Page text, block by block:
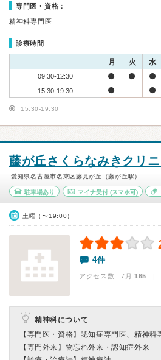
専門医・資格：
精神科専門医
診療時間
月 火 水
09:30-12:30
15:30-19:30
15:30-19:30
藤が丘さくらなみきクリ
愛知県名古屋市名東区藤見が丘（藤が丘駅）
駐車場あり マイナ受付(スマホ可)
土曜（〜19:00）
4件
アクセス数 7月:165 |
精神科について
【専門医・資格】 認知症専門医、精神科
【専門外来】 物忘れ外来・認知症外来